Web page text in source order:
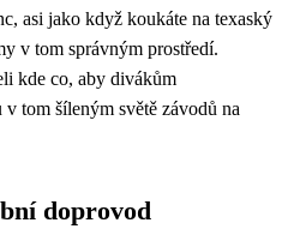
asi jako když koukáte na texaský
v tom správným prostředí.
kde co, aby divákům
tom šíleným světě závodů na
doprovod